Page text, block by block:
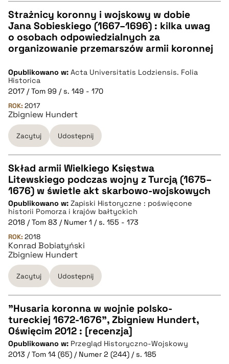
CZYSTY TEKST
BIBTEX
pobierz cytat
Strażnicy koronny i wojskowy w dobie
Jana Sobieskiego (1667–1696) : kilka uwag
o osobach odpowiedzialnych za
organizowanie przemarszów armii koronnej
Opublikowano w: Acta Universitatis Lodziensis. Folia
Historica
2017 / Tom 99 / s. 149 - 170
ROK: 2017
Zbigniew Hundert
Zacytuj Udostępnij
CZYSTY TEKST
pobierz cytat
BIBTEX
pobierz cytat
Skład armii Wielkiego Księstwa
Litewskiego podczas wojny z Turcją (1675–
1676) w świetle akt skarbowo-wojskowych
Opublikowano w: Zapiski Historyczne : poświęcone
historii Pomorza i krajów bałtyckich
2018 / Tom 83 / Numer 1 / s. 155 - 173
ROK: 2018
Konrad Bobiatyński
Zbigniew Hundert
Zacytuj Udostępnij
CZYSTY TEKST
pobierz cytat
”Husaria koronna w wojnie polsko-
tureckiej 1672-1676”, Zbigniew Hundert,
Oświęcim 2012 : [recenzja]
Opublikowano w: Przegląd Historyczno-Wojskowy
2013 / Tom 14 (65) / Numer 2 (244) / s. 185